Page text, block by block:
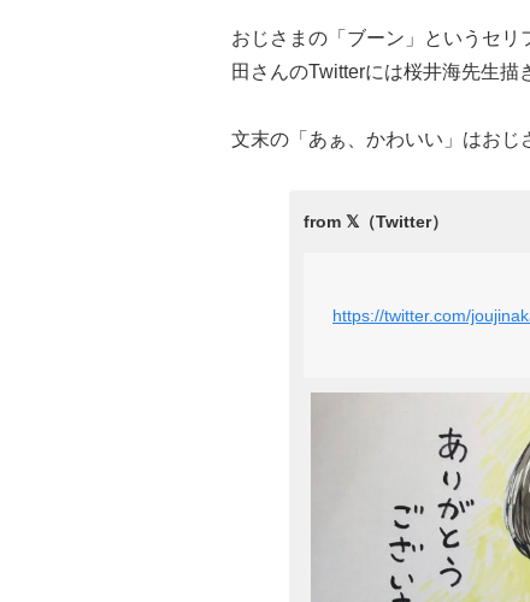
おじさまの「ブーン」というセ
田さんのTwitterには桜井海先生描
文末の「あぁ、かわいい」はお
https://twitter.com/